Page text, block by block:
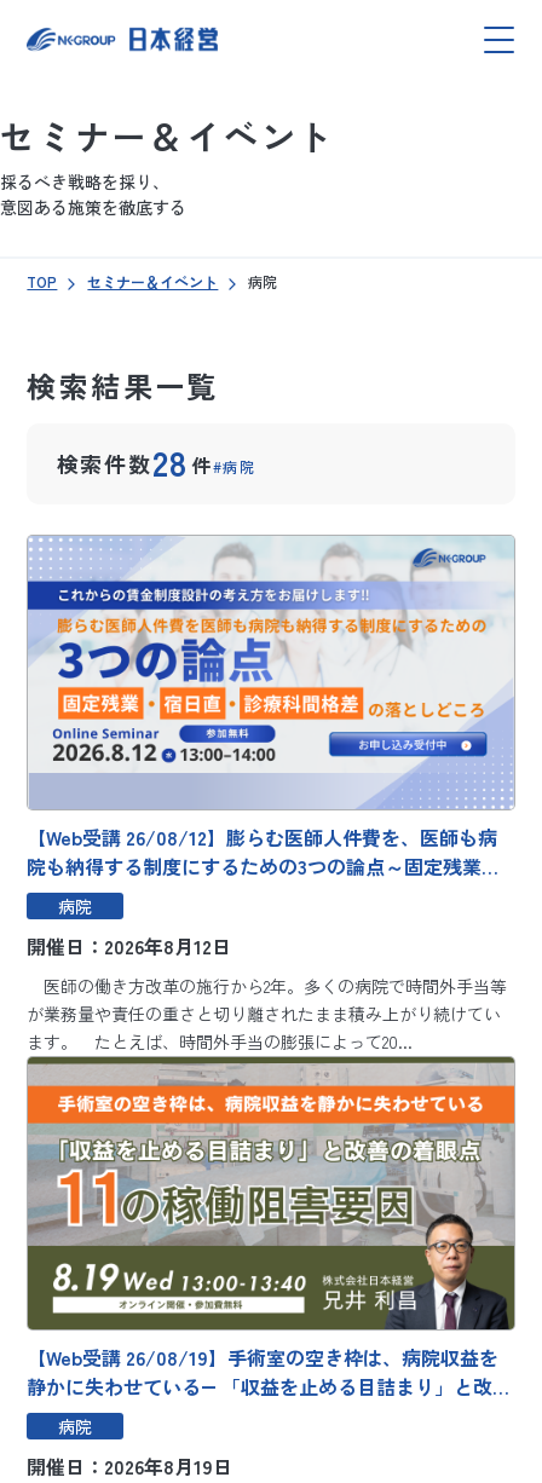
セミナー＆イベント
採るべき戦略を採り、
意図ある施策を徹底する
TOP セミナー＆イベント 病院
検索結果一覧
検索件数28 件 病院
【Web受講 26/08/12】膨らむ医師人件費を、医師も病
院も納得する制度にするための3つの論点～固定残業・
宿日直・診療科間格差の落としどころ～
病院
開催日：2026年8月12日
医師の働き方改革の施行から2年。多くの病院で時間外手当等
が業務量や責任の重さと切り離されたまま積み上がり続けてい
ます。 たとえば、時間外手当の膨張によって20...
【Web受講 26/08/19】手術室の空き枠は、病院収益を
静かに失わせている― 「収益を止める目詰まり」と改善
の着眼点 11の稼働阻害要因 ―～「収益を止める目詰ま
り」と改善の着眼点～
病院
開催日：2026年8月19日